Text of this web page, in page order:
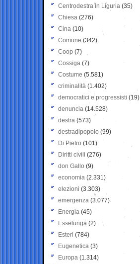
Centrodestra in Liguria (35)
Chiesa (276)
Cina (10)
Comune (342)
Coop (7)
Cossiga (7)
Costume (5.581)
criminalità (1.402)
democratici e progressisti (19)
denuncia (14.528)
destra (573)
destradipopolo (99)
Di Pietro (101)
Diritti civili (276)
don Gallo (9)
economia (2.331)
elezioni (3.303)
emergenza (3.077)
Energia (45)
Esselunga (2)
Esteri (784)
Eugenetica (3)
Europa (1.314)